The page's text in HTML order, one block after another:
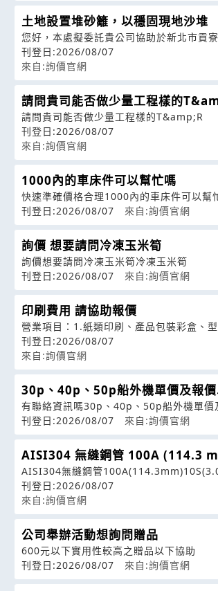
土地設置堆砂籬，以穩固現地沙堆
您好，本處擬委託貴公司協助於新北市貢
刊登日:2026/08/07
來自:詢價官網
請問貴司能否做少量工程樣的
請問貴司能否做少量工程樣的T&amp;R
刊登日:2026/08/07
來自:詢價官網
1000內的車床件可以幫忙嗎
快速準確價格合理1000內的車床件可以幫
刊登日:2026/08/07
來自:詢價官網
詢價 想要請問冷凍玉米筍
詢價想要請問冷凍玉米筍冷凍玉米筍
刊登日:2026/08/07
來自:詢價官網
印刷費用 請協助報價
營業項目：1.紙類印刷、產品包裝彩盒、
刊登日:2026/08/07
來自:詢價官網
30p、40p、50p船外機單價及報
有聯絡資訊嗎30p、40p、50p船外機單價
刊登日:2026/08/07
來自:詢價官網
AISI304 無縫鋼管 100A (114.3
AISI304無縫鋼管
刊登日:2026/08/07
來自:詢價官網
公司舉辦活動想詢問贈品
600元以下實用性較高之贈品以下協助
刊登日:2026/08/07
來自:詢價官網